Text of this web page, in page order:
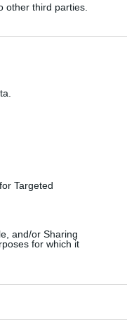
other third parties.
Targeted
and/or Sharing
for which it
cazuri/1.000
trend
că, în cazul
La Constanța,
să ajungă mai
la